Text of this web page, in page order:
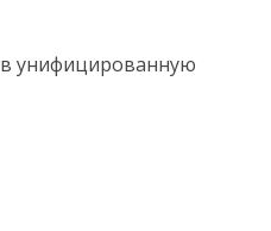
в унифицированную